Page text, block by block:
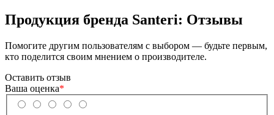
Продукция бренда Santeri: Отзывы
Помогите другим пользователям с выбором — будьте первым,
кто поделится своим мнением о производителе.
Оставить отзыв
Ваша оценка*